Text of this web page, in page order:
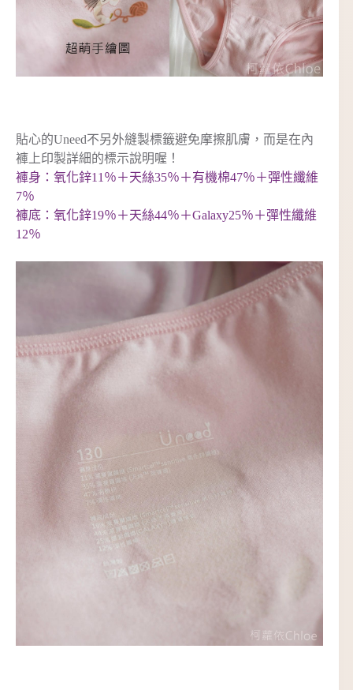
貼心的Uneed不另外縫製標籤避免摩擦肌膚，而是在內
褲上印製詳細的標示說明喔！
褲身：氧化鋅11％＋天絲35％＋有機棉47％＋彈性纖維
7％
褲底：氧化鋅19％＋天絲44％＋Galaxy25％＋彈性纖維
12％